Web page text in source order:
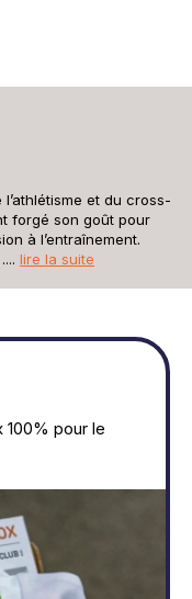
et du cross-
forgé son goût pour
à l’entraînement.
lire la suite
pour le